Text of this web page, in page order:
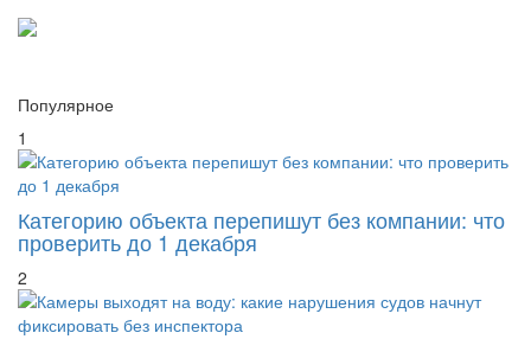
Популярное
1
Категорию объекта перепишут без компании: что
проверить до 1 декабря
2